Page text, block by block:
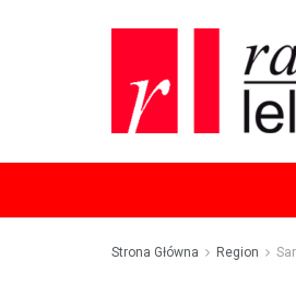
Strona Główna Region